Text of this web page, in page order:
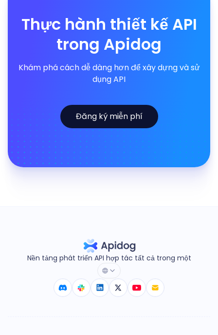
Thực hành thiết kế API
trong Apidog
Khám phá cách dễ dàng hơn để xây dựng và sử
dụng API
Đăng ký miễn phí
Nền tảng phát triển API hợp tác tất cả trong một